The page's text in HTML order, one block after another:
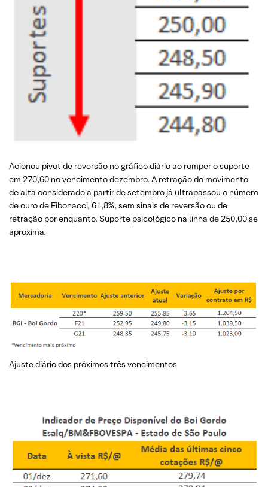
Acionou pivot de reversão no gráfico diário ao romper o suporte
em 270,60 no vencimento dezembro. A retração do movimento
de alta considerado a partir de setembro já ultrapassou o número
de ouro de Fibonacci, 61,8%, sem sinais de reversão ou de
retração por enquanto. Suporte psicológico na linha de 250,00 se
aproxima.
Ajuste diário dos próximos três vencimentos